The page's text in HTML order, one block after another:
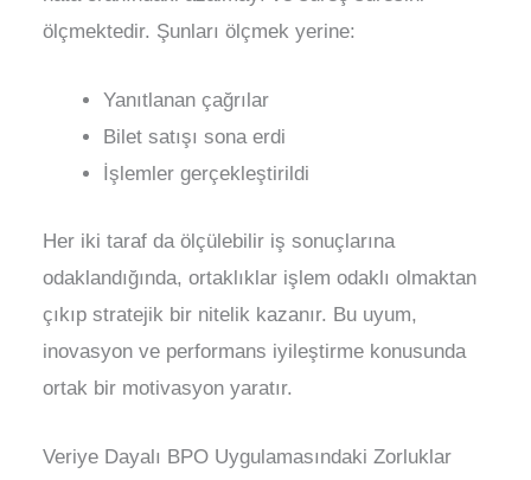
ölçmektedir. Şunları ölçmek yerine:
Yanıtlanan çağrılar
Bilet satışı sona erdi
İşlemler gerçekleştirildi
Her iki taraf da ölçülebilir iş sonuçlarına
odaklandığında, ortaklıklar işlem odaklı olmaktan
çıkıp stratejik bir nitelik kazanır. Bu uyum,
inovasyon ve performans iyileştirme konusunda
ortak bir motivasyon yaratır.
Veriye Dayalı BPO Uygulamasındaki Zorluklar